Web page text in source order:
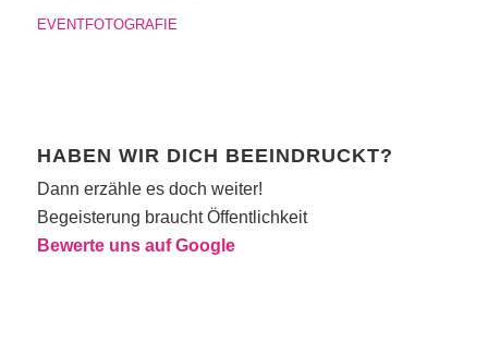
EVENTFOTOGRAFIE
HABEN WIR DICH BEEINDRUCKT?
Dann erzähle es doch weiter!
Begeisterung braucht Öffentlichkeit
Bewerte uns auf Google